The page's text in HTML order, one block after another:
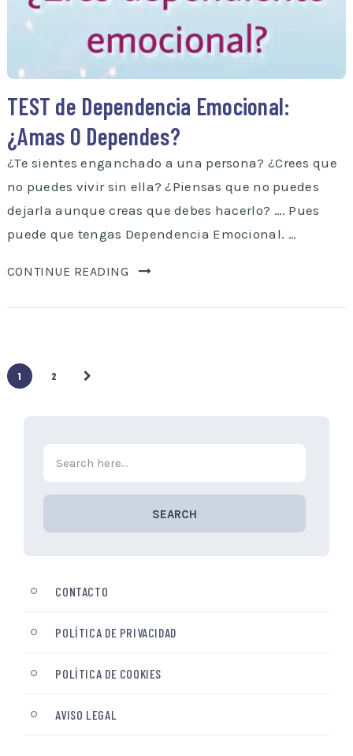
TEST de Dependencia Emocional:
¿Amas O Dependes?
¿Te sientes enganchado a una persona? ¿Crees que
no puedes vivir sin ella? ¿Piensas que no puedes
dejarla aunque creas que debes hacerlo? …. Pues
puede que tengas Dependencia Emocional. …
CONTINUE READING
1 2
SEARCH
CONTACTO
POLÍTICA DE PRIVACIDAD
POLÍTICA DE COOKIES
AVISO LEGAL